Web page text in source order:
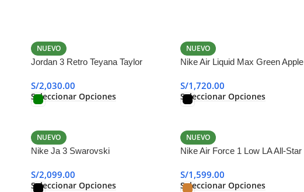
NUEVO
Jordan 3 Retro Teyana Taylor
S/2,030.00
Seleccionar Opciones
NUEVO
Nike Air Liquid Max Green Apple
S/1,720.00
Seleccionar Opciones
NUEVO
Nike Ja 3 Swarovski
S/2,099.00
Seleccionar Opciones
NUEVO
Nike Air Force 1 Low LA All-Star
S/1,599.00
Seleccionar Opciones